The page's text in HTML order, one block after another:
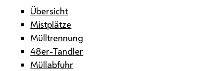
Übersicht
Mistplätze
Mülltrennung
48er-Tandler
Müllabfuhr